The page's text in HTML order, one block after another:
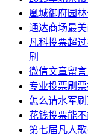
凰城御府园
通达商场最
凡科投票超
刷
微信文章留
专业投票刷
怎么请水军
花钱投票能
第七届凡人